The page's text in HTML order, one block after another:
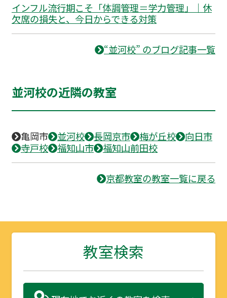
インフル流行期こそ「体調管理＝学力管理」｜休
欠席の損失と、今日からできる対策
“並河校” のブログ記事一覧
並河校の近隣の教室
亀岡市 並河校 長岡京市 梅が丘校
向日市
寺戸校
福知山市 福知山前田校
京都教室の教室一覧に戻る
教室検索